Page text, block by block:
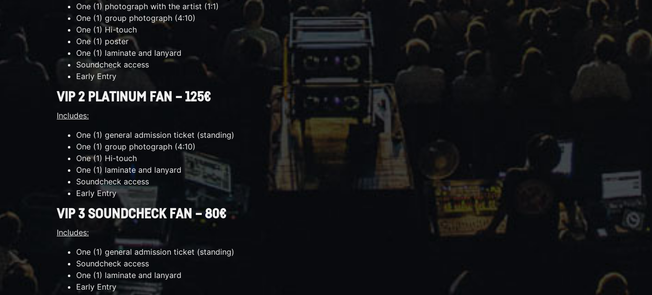
One (1) photograph with the artist (1:1)
One (1) group photograph (4:10)
One (1) Hi-touch
One (1) poster
One (1) laminate and lanyard
Soundcheck access
Early Entry
VIP 2 PLATINUM FAN – 125€
Includes:
One (1) general admission ticket (standing)
One (1) group photograph (4:10)
One (1) Hi-touch
One (1) laminate and lanyard
Soundcheck access
Early Entry
VIP 3 SOUNDCHECK FAN – 80€
Includes:
One (1) general admission ticket (standing)
Soundcheck access
One (1) laminate and lanyard
Early Entry